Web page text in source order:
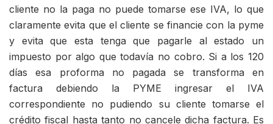
cliente no la paga no puede tomarse ese IVA, lo que
claramente evita que el cliente se financie con la pyme
y evita que esta tenga que pagarle al estado un
impuesto por algo que todavía no cobro. Si a los 120
días esa proforma no pagada se transforma en
factura debiendo la PYME ingresar el IVA
correspondiente no pudiendo su cliente tomarse el
crédito fiscal hasta tanto no cancele dicha factura. Es